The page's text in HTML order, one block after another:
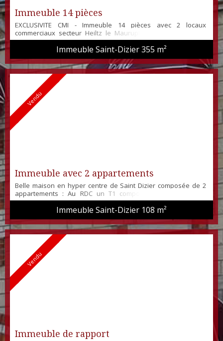
Immeuble 14 pièces
EXCLUSIVITE CMI - Immeuble 14 pièces avec 2 locaux
commerciaux secteur Heiltz le Maurupt. À 15 min de Saint-
Dizier Immeuble F14 de 355 m² Ancien BAR / RESTAURANT avec
jardin et dépendances. Il est composé de 2 locaux
commerciaux, une salle de restauration, 6 chambres, une
cuisine, une salle de bains et 3 wc. L'immeuble dispose
également d'une cave ainsi que des dépendances. Immeu...
Immeuble Saint-Dizier355 m²
Vendu
Immeuble avec 2 appartements
Belle maison en hyper centre de Saint Dizier composée de 2
appartements : Au RDC un T1 composé d'un séjour, une
cuisine, une salle de bain, et WC indépendant. Au 1er étage un
T3 en duplex offrant un séjour de 24 m², une cuisine, 2 belles
chambres, une salle de bain et un WC. Chauffage au gaz de
ville, double vitrage. La maison dispose d'une petite cour
commune, elle est idéale ...
Immeuble Saint-Dizier 108 m²
Vendu
Immeuble de rapport